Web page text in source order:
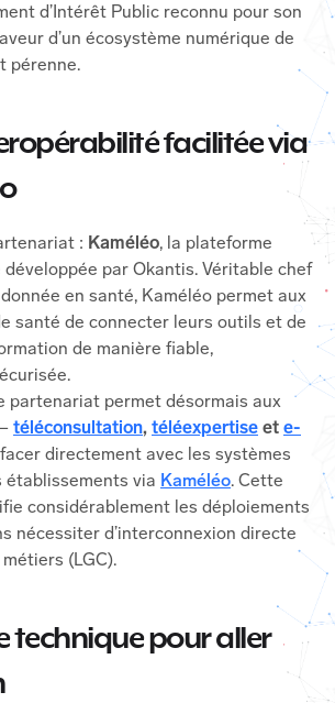
d’Intérêt Public reconnu pour son
d’un écosystème numérique de
pérenne.
facilitée via
: Kaméléo, la plateforme
par Okantis. Véritable chef
en santé, Kaméléo permet aux
santé de connecter leurs outils et de
de manière fiable,
partenariat permet désormais aux
téléconsultation, téléexpertise et e-
directement avec les systèmes
établissements via Kaméléo. Cette
considérablement les déploiements
nécessiter d’interconnexion directe
(LGC).
technique pour aller